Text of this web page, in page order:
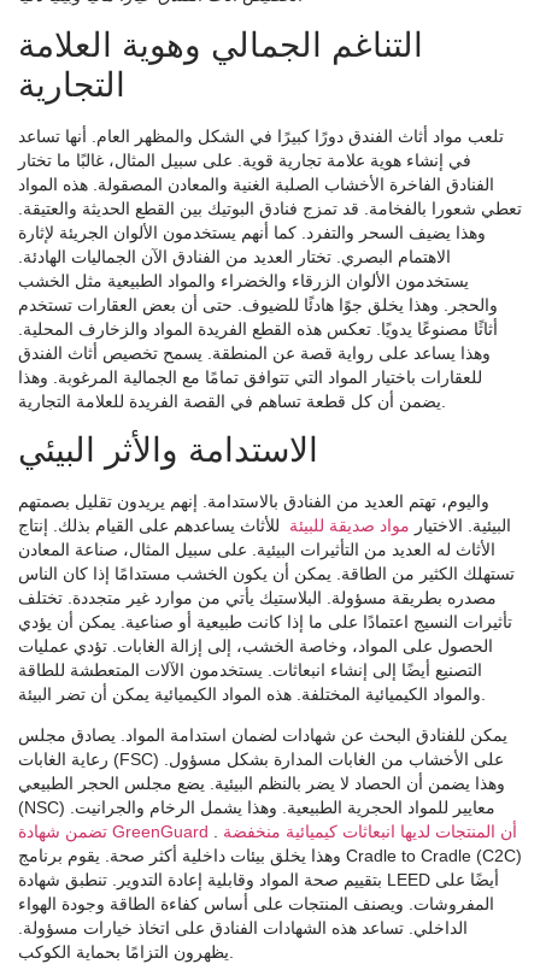
التناغم الجمالي وهوية العلامة
التجارية
تلعب مواد أثاث الفندق دورًا كبيرًا في الشكل والمظهر العام. أنها تساعد
في إنشاء هوية علامة تجارية قوية. على سبيل المثال، غالبًا ما تختار
الفنادق الفاخرة الأخشاب الصلبة الغنية والمعادن المصقولة. هذه المواد
تعطي شعورا بالفخامة. قد تمزج فنادق البوتيك بين القطع الحديثة والعتيقة.
وهذا يضيف السحر والتفرد. كما أنهم يستخدمون الألوان الجريئة لإثارة
الاهتمام البصري. تختار العديد من الفنادق الآن الجماليات الهادئة.
يستخدمون الألوان الزرقاء والخضراء والمواد الطبيعية مثل الخشب
والحجر. وهذا يخلق جوًا هادئًا للضيوف. حتى أن بعض العقارات تستخدم
أثاثًا مصنوعًا يدويًا. تعكس هذه القطع الفريدة المواد والزخارف المحلية.
وهذا يساعد على رواية قصة عن المنطقة. يسمح تخصيص أثاث الفندق
للعقارات باختيار المواد التي تتوافق تمامًا مع الجمالية المرغوبة. وهذا
الاستدامة والأثر البيئي
واليوم، تهتم العديد من الفنادق بالاستدامة. إنهم يريدون تقليل بصمتهم
البيئية. الاختيار مواد صديقة للبيئة
للأثاث يساعدهم على القيام بذلك. إنتاج
الأثاث له العديد من التأثيرات البيئية. على سبيل المثال، صناعة المعادن
تستهلك الكثير من الطاقة. يمكن أن يكون الخشب مستدامًا إذا كان الناس
مصدره بطريقة مسؤولة. البلاستيك يأتي من موارد غير متجددة. تختلف
تأثيرات النسيج اعتمادًا على ما إذا كانت طبيعية أو صناعية. يمكن أن يؤدي
الحصول على المواد، وخاصة الخشب، إلى إزالة الغابات. تؤدي عمليات
التصنيع أيضًا إلى إنشاء انبعاثات. يستخدمون الآلات المتعطشة للطاقة
يمكن للفنادق البحث عن شهادات لضمان استدامة المواد. يصادق مجلس
رعاية الغابات (FSC) على الأخشاب من الغابات المدارة بشكل مسؤول.
وهذا يضمن أن الحصاد لا يضر بالنظم البيئية. يضع مجلس الحجر الطبيعي
(NSC) معايير للمواد الحجرية الطبيعية. وهذا يشمل الرخام والجرانيت.
تضمن شهادة GreenGuard أن المنتجات لديها انبعاثات كيميائية منخفضة .
وهذا يخلق بيئات داخلية أكثر صحة. يقوم برنامج Cradle to Cradle (C2C)
بتقييم صحة المواد وقابلية إعادة التدوير. تنطبق شهادة LEED أيضًا على
المفروشات. ويصنف المنتجات على أساس كفاءة الطاقة وجودة الهواء
الداخلي. تساعد هذه الشهادات الفنادق على اتخاذ خيارات مسؤولة.
يظهرون التزامًا بحماية الكوكب.